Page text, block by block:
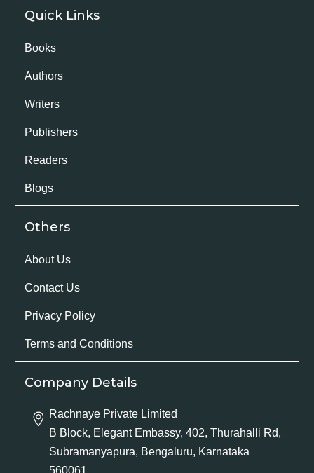
Quick Links
Books
Authors
Writers
Publishers
Readers
Blogs
Others
About Us
Contact Us
Privacy Policy
Terms and Conditions
Company Details
Rachnaye Private Limited
B Block, Elegant Embassy, 402, Thurahalli Rd,
Subramanyapura, Bengaluru, Karnataka
560061